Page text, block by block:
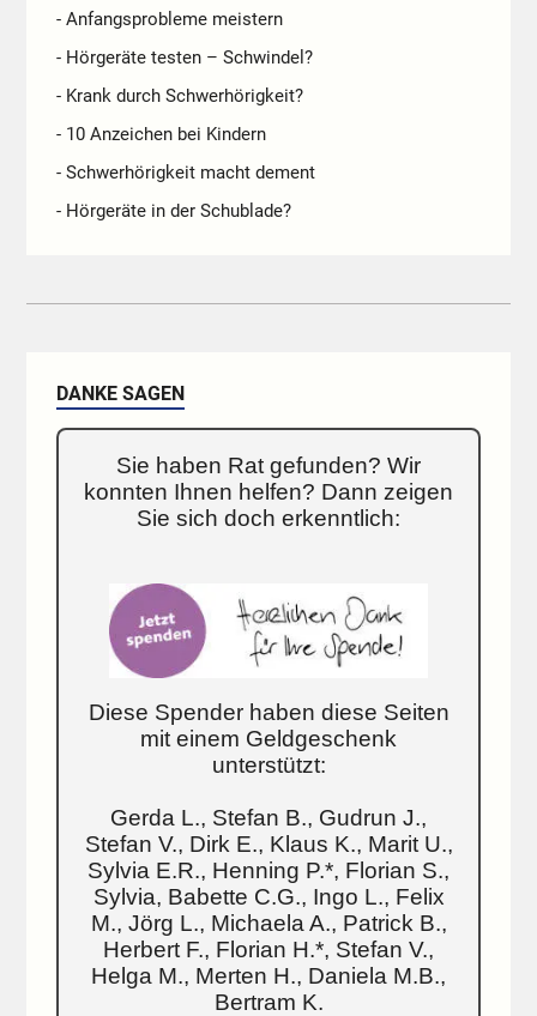
- Anfangsprobleme meistern
- Hörgeräte testen – Schwindel?
- Krank durch Schwerhörigkeit?
- 10 Anzeichen bei Kindern
- Schwerhörigkeit macht dement
- Hörgeräte in der Schublade?
DANKE SAGEN
Sie haben Rat gefunden? Wir
konnten Ihnen helfen? Dann zeigen
Sie sich doch erkenntlich:
Diese Spender haben diese Seiten
mit einem Geldgeschenk
unterstützt:
Gerda L., Stefan B., Gudrun J.,
Stefan V., Dirk E., Klaus K., Marit U.,
Sylvia E.R., Henning P.*, Florian S.,
Sylvia, Babette C.G., Ingo L., Felix
M., Jörg L., Michaela A., Patrick B.,
Herbert F., Florian H.*, Stefan V.,
Helga M., Merten H., Daniela M.B.,
Bertram K.